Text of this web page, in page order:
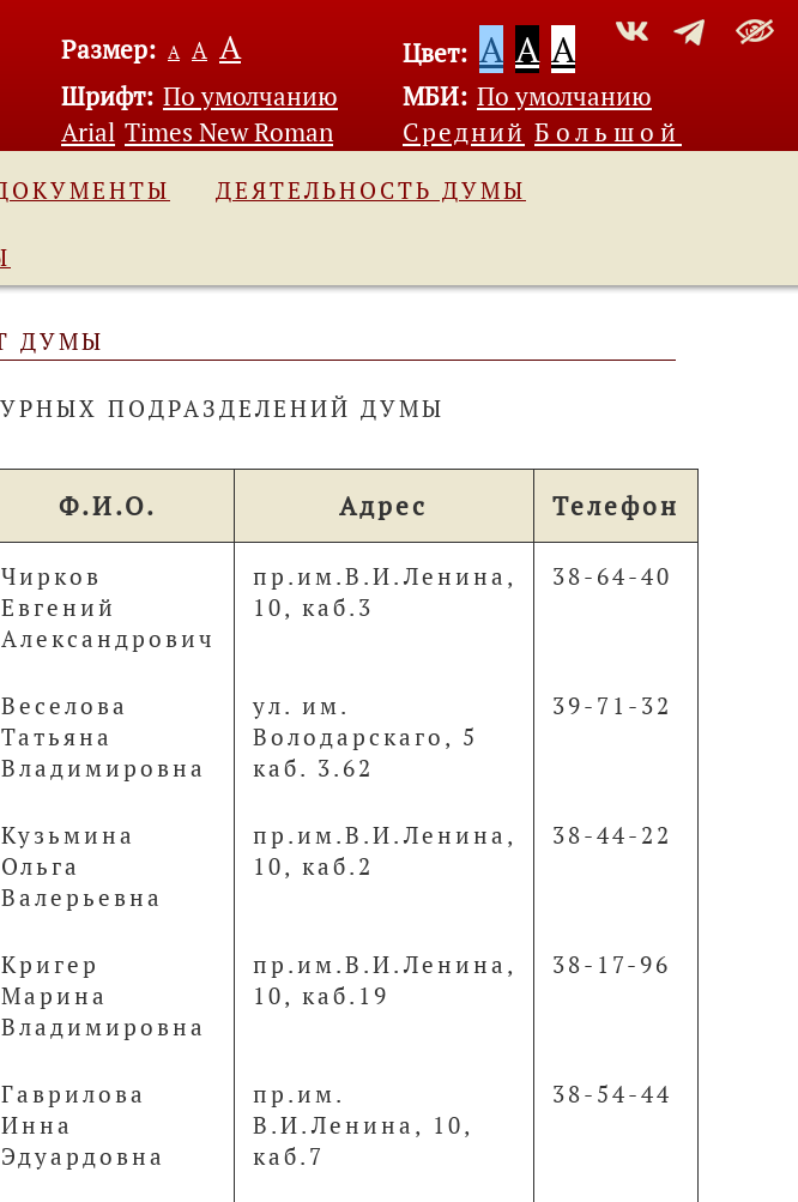
Размер: А А А Цвет: A A A
Шрифт: По умолчанию
Arial Times New Roman
МБИ: По умолчанию
Средний Большой
ДЕЯТЕЛЬНОСТЬ ДУМЫ
ДУМЫ
ПОДРАЗДЕЛЕНИЙ ДУМЫ
Ф.И.О. Адрес Телефон
Чирков
Евгений
Александрович
пр.им.В.И.Ленина,
10, каб.3
38-64-40
Веселова
Татьяна
Владимировна
ул. им.
Володарскаго, 5
каб. 3.62
39-71-32
Кузьмина
Ольга
Валерьевна
пр.им.В.И.Ленина,
10, каб.2
38-44-22
Кригер
Марина
Владимировна
пр.им.В.И.Ленина,
10, каб.19
38-17-96
Гаврилова
Инна
Эдуардовна
пр.им.
В.И.Ленина, 10,
каб.7
38-54-44